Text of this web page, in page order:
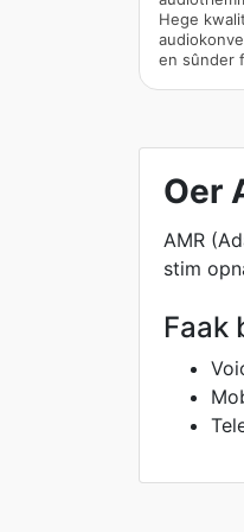
Hege
en sûnder
Oer
AMR
stim
Faak